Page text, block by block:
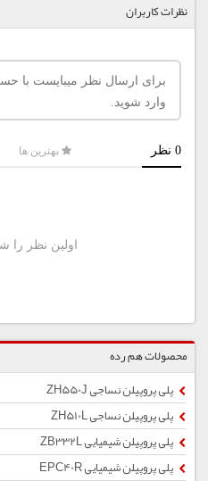
نظرات کاربران
محصولات هم رده
پلی پروپیلن نساجی ZH550J
پلی پروپیلن نساجی ZH510L
پلی پروپیلن شیمیایی ZB332L
پلی پروپیلن شیمیایی EPC40R